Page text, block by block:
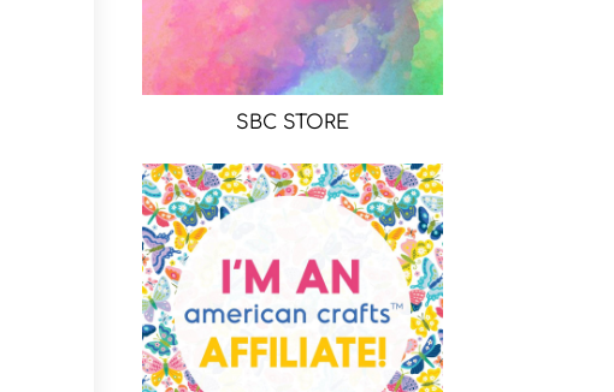
SBC STORE